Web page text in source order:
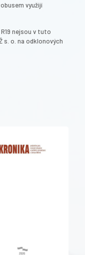
využijí
R19 nejsou v tuto
s. o. na odklonových